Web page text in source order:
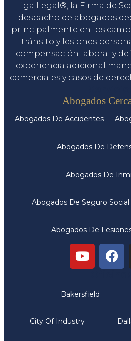
Liga Legal®, la Firma de
despacho de abogados
principalmente en los
tránsito y lesiones
compensación laboral y
experiencia adicional
comerciales y casos de
Abogados
Abogados De Accidentes
Abogados De
Abogados De
Abogados De Seguro
Abogados De
Bakersfield
City Of Industry